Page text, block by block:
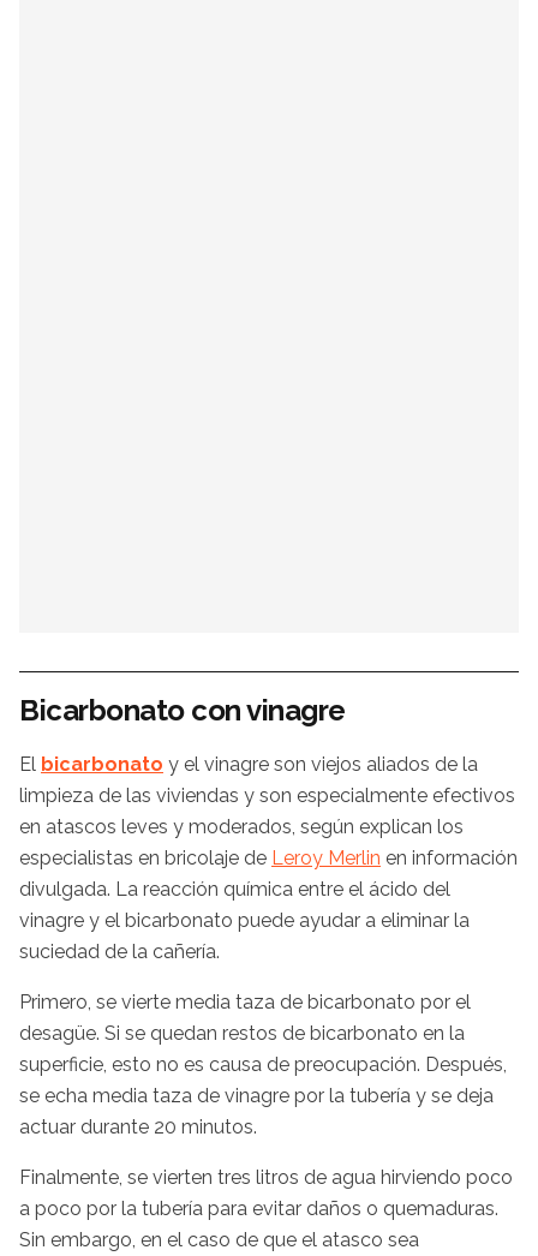
Bicarbonato con vinagre
El bicarbonato y el vinagre son viejos aliados de la
limpieza de las viviendas y son especialmente efectivos
en atascos leves y moderados, según explican los
especialistas en bricolaje de Leroy Merlin en información
divulgada. La reacción química entre el ácido del
vinagre y el bicarbonato puede ayudar a eliminar la
suciedad de la cañería.
Primero, se vierte media taza de bicarbonato por el
desagüe. Si se quedan restos de bicarbonato en la
superficie, esto no es causa de preocupación. Después,
se echa media taza de vinagre por la tubería y se deja
actuar durante 20 minutos.
Finalmente, se vierten tres litros de agua hirviendo poco
a poco por la tubería para evitar daños o quemaduras.
Sin embargo, en el caso de que el atasco sea